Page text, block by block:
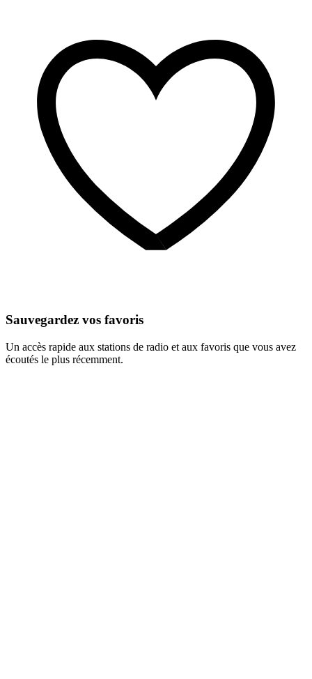
Sauvegardez vos favoris
Un accès rapide aux stations de radio et aux favoris que vous avez
écoutés le plus récemment.